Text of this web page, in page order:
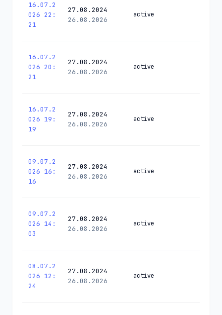
16.07.2
026 22:
21
27.08.2024
26.08.2026
active
16.07.2
026 20:
21
27.08.2024
26.08.2026
active
16.07.2
026 19:
19
27.08.2024
26.08.2026
active
09.07.2
026 16:
16
27.08.2024
26.08.2026
active
09.07.2
026 14:
03
27.08.2024
26.08.2026
active
08.07.2
026 12:
24
27.08.2024
26.08.2026
active